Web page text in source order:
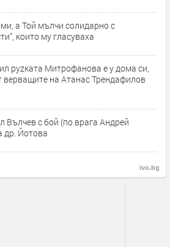
а Той мълчи солидарно с
които му гласуваха
руzката Митрофанова е у дома си,
верващите на Атанас Трендафилов
Вълчев с бой (по врага Андрей
др. Йотова
ivo.bg